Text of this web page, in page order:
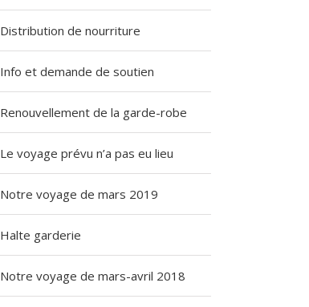
Distribution de nourriture
Info et demande de soutien
Renouvellement de la garde-robe
Le voyage prévu n’a pas eu lieu
Notre voyage de mars 2019
Halte garderie
Notre voyage de mars-avril 2018